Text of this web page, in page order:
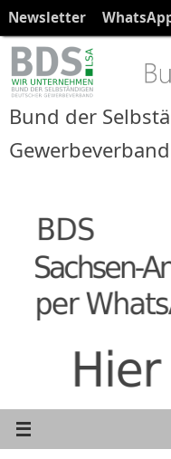
Zum
Inhalt
springen
Newsletter
Bund der
Gewerbeverband